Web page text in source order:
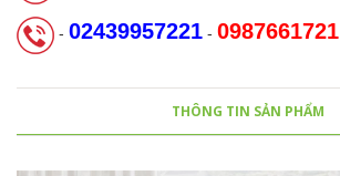
- 02439957221 - 0987661721
THÔNG TIN SẢN PHẨM